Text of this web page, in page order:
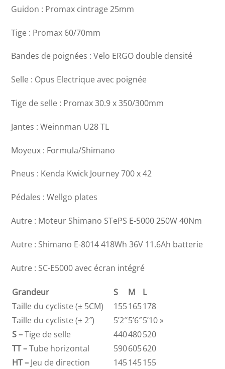
Guidon : Promax cintrage 25mm
Tige : Promax 60/70mm
Bandes de poignées : Velo ERGO double densité
Selle : Opus Electrique avec poignée
Tige de selle : Promax 30.9 x 350/300mm
Jantes : Weinnman U28 TL
Moyeux : Formula/Shimano
Pneus : Kenda Kwick Journey 700 x 42
Pédales : Wellgo plates
Autre : Moteur Shimano STePS E-5000 250W 40Nm
Autre : Shimano E-8014 418Wh 36V 11.6Ah batterie
Autre : SC-E5000 avec écran intégré
Grandeur S M
L
Taille du cycliste (± 5CM)
155165178
Taille du cycliste (± 2″)
5’2″5’6″5’10 »
S –Tige de selle 440480520
TT –Tube horizontal 590605620
HT – Jeu de direction 145145155